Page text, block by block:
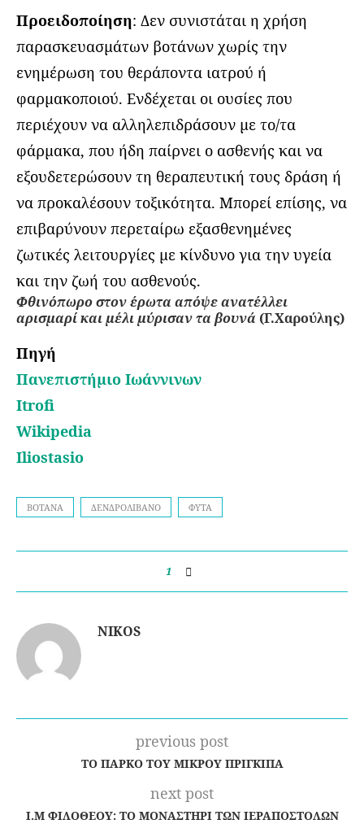
Προειδοποίηση: Δεν συνιστάται η χρήση
παρασκευασμάτων βοτάνων χωρίς την
ενημέρωση του θεράποντα ιατρού ή
φαρμακοποιού. Ενδέχεται οι ουσίες που
περιέχουν να αλληλεπιδράσουν με το/τα
φάρμακα, που ήδη παίρνει ο ασθενής και να
εξουδετερώσουν τη θεραπευτική τους δράση ή
να προκαλέσουν τοξικότητα. Μπορεί επίσης, να
επιβαρύνουν περεταίρω εξασθενημένες
ζωτικές λειτουργίες με κίνδυνο για την υγεία
και την ζωή του ασθενούς.
Φθινόπωρο στον έρωτα απόψε ανατέλλει
αρισμαρί και μέλι μύρισαν τα βουνά (Γ.Χαρούλης)
Πηγή
Πανεπιστήμιο Ιωάννινων
Itrofi
Wikipedia
Iliostasio
ΒΟΤΑΝΑ ΔΕΝΔΡΟΛΊΒΑΝΟ ΦΥΤΑ
1
NIKOS
previous post
ΤΟ ΠΆΡΚΟ ΤΟΥ ΜΙΚΡΟΎ ΠΡΊΓΚΙΠΑ
next post
Ι.Μ ΦΙΛΟΘΈΟΥ: ΤΟ ΜΟΝΑΣΤΉΡΙ ΤΩΝ ΙΕΡΑΠΟΣΤΌΛΩΝ